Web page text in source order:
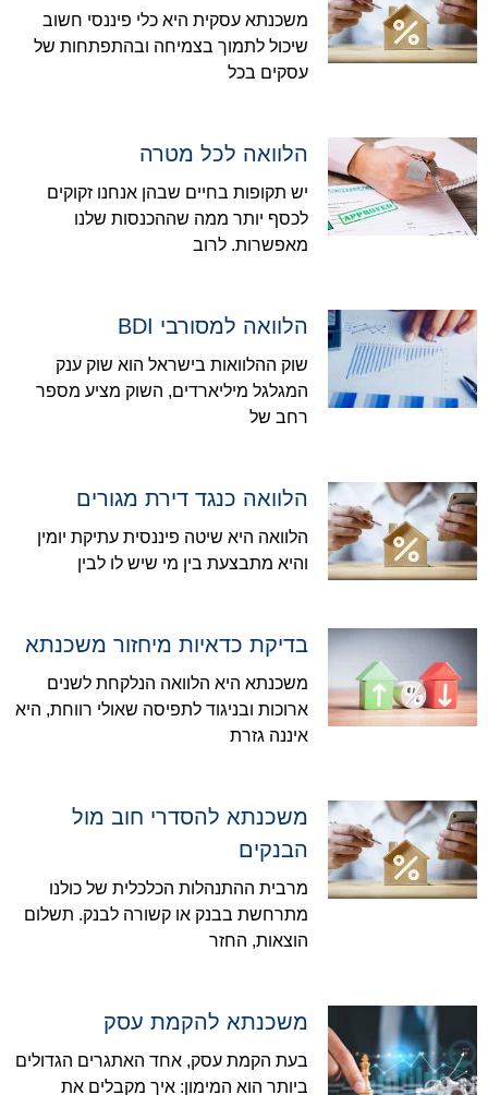
משכנתא עסקית היא כלי פיננסי חשוב
שיכול לתמוך בצמיחה ובהתפתחות של
עסקים בכל
הלוואה לכל מטרה
יש תקופות בחיים שבהן אנחנו זקוקים
לכסף יותר ממה שההכנסות שלנו
מאפשרות. לרוב
הלוואה למסורבי BDI
שוק ההלוואות בישראל הוא שוק ענק
המגלגל מיליארדים, השוק מציע מספר
רחב של
הלוואה כנגד דירת מגורים
הלוואה היא שיטה פיננסית עתיקת יומין
והיא מתבצעת בין מי שיש לו לבין
בדיקת כדאיות מיחזור משכנתא
משכנתא היא הלוואה הנלקחת לשנים
ארוכות ובניגוד לתפיסה שאולי רווחת, היא
איננה גזרת
משכנתא להסדרי חוב מול
הבנקים
מרבית ההתנהלות הכלכלית של כולנו
מתרחשת בבנק או קשורה לבנק. תשלום
הוצאות, החזר
משכנתא להקמת עסק
בעת הקמת עסק, אחד האתגרים הגדולים
ביותר הוא המימון: איך מקבלים את